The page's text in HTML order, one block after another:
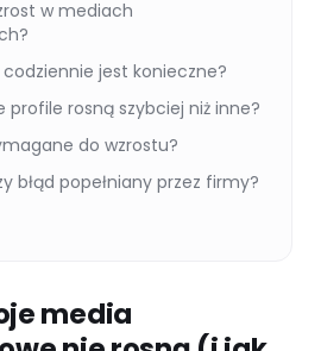
w mediach
jest konieczne?
profile rosną szybciej niż inne?
do wzrostu?
błąd popełniany przez firmy?
media